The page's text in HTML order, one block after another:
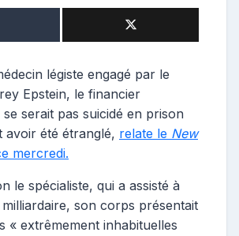
légiste engagé par le
Epstein, le financier
serait pas suicidé en prison
avoir été étranglé, relate le New
mercredi.
le spécialiste, qui a assisté à
milliardaire, son corps présentait
« extrêmement inhabituelles